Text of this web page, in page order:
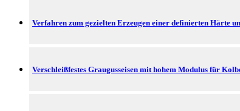
Verfahren zum gezielten Erzeugen einer definierten Härte
Verschleißfestes Graugusseisen mit hohem Modulus für